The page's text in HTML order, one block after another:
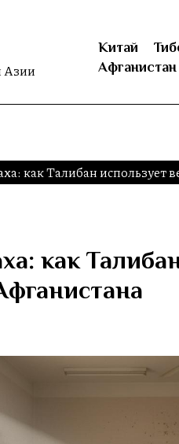
Азии
Китай
Афганистан
как Талибан использует
как